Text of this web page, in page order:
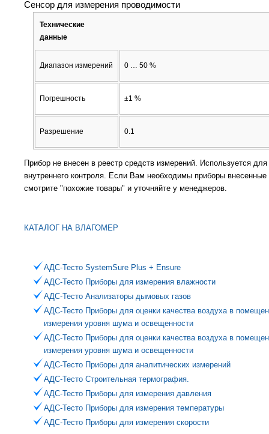
Сенсор для измерения проводимости
Технические
данные
Диапазон измерений 0 … 50 %
Погрешность ±1 %
Разрешение 0.1
Прибор не внесен в реестр средств измерений. Используется для
внутреннего контроля. Если Вам необходимы приборы внесенные
смотрите "похожие товары" и уточняйте у менеджеров.
КАТАЛОГ НА ВЛАГОМЕР
АДС-Тесто SystemSure Plus + Ensure
АДС-Тесто Приборы для измерения влажности
АДС-Тесто Анализаторы дымовых газов
АДС-Тесто Приборы для оценки качества воздуха в
измерения уровня шума и освещенности
АДС-Тесто Приборы для оценки качества воздуха в
измерения уровня шума и освещенности
АДС-Тесто Приборы для аналитических измерений
АДС-Тесто Строительная термография.
АДС-Тесто Приборы для измерения давления
АДС-Тесто Приборы для измерения температуры
АДС-Тесто Приборы для измерения скорости